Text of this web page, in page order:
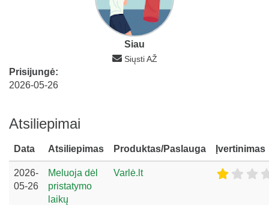
Siau
Siųsti AŽ
Prisijungė:
2026-05-26
Atsiliepimai
Data Atsiliepimas Produktas/Paslauga Įvertinimas
2026-
05-26
Meluoja dėl
pristatymo
laikų
Varlė.lt